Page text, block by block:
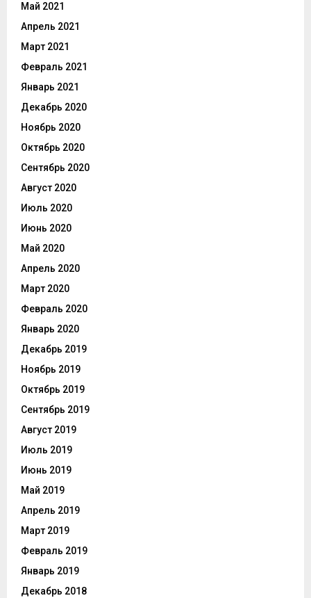
Май 2021
Апрель 2021
Март 2021
Февраль 2021
Январь 2021
Декабрь 2020
Ноябрь 2020
Октябрь 2020
Сентябрь 2020
Август 2020
Июль 2020
Июнь 2020
Май 2020
Апрель 2020
Март 2020
Февраль 2020
Январь 2020
Декабрь 2019
Ноябрь 2019
Октябрь 2019
Сентябрь 2019
Август 2019
Июль 2019
Июнь 2019
Май 2019
Апрель 2019
Март 2019
Февраль 2019
Январь 2019
Декабрь 2018